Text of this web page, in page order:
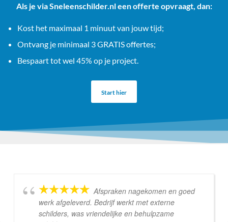
Als je via Sneleenschilder.nl een offerte opvraagt, dan:
Kost het maximaal 1 minuut van jouw tijd;
Ontvang je minimaal 3 GRATIS offertes;
Bespaart tot wel 45% op je project.
Start hier
Afspraken nagekomen en goed
werk afgeleverd. Bedrijf werkt met externe
schilders, was vriendelijke en behulpzame